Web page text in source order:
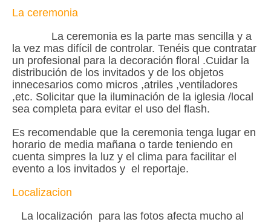
La ceremonia
La ceremonia es la parte mas sencilla y a
la vez mas difícil de controlar. Tenéis que contratar
un profesional para la decoración floral .Cuidar la
distribución de los invitados y de los objetos
innecesarios como micros ,atriles ,ventiladores
,etc. Solicitar que la iluminación de la iglesia /local
sea completa para evitar el uso del flash.
Es recomendable que la ceremonia tenga lugar en
horario de media mañana o tarde teniendo en
cuenta simpres la luz y el clima para facilitar el
evento a los invitados y el reportaje.
Localizacion
La localización para las fotos afecta mucho al